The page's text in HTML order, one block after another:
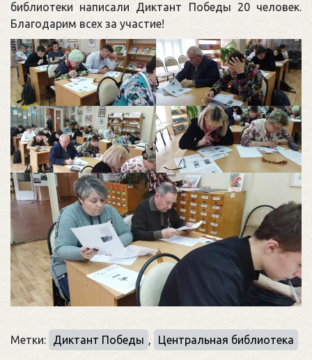
библиотеки написали Диктант Победы 20 человек.
Благодарим всех за участие!
Метки: Диктант Победы , Центральная библиотека